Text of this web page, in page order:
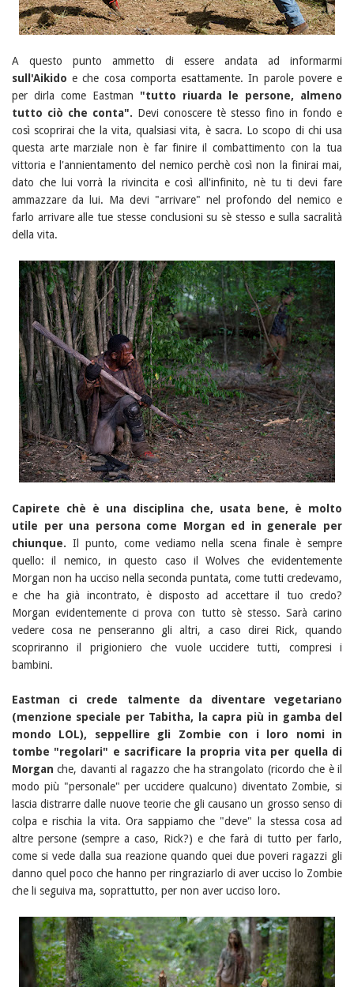
A questo punto ammetto di essere andata ad informarmi
sull'Aikido e che cosa comporta esattamente. In parole povere e
per dirla come Eastman "tutto riuarda le persone, almeno
tutto ciò che conta". Devi conoscere tè stesso fino in fondo e
così scoprirai che la vita, qualsiasi vita, è sacra. Lo scopo di chi usa
questa arte marziale non è far finire il combattimento con la tua
vittoria e l'annientamento del nemico perchè così non la finirai mai,
dato che lui vorrà la rivincita e così all'infinito, nè tu ti devi fare
ammazzare da lui. Ma devi "arrivare" nel profondo del nemico e
farlo arrivare alle tue stesse conclusioni su sè stesso e sulla sacralità
della vita.
Capirete chè è una disciplina che, usata bene, è molto
utile per una persona come Morgan ed in generale per
chiunque. Il punto, come vediamo nella scena finale è sempre
quello: il nemico, in questo caso il Wolves che evidentemente
Morgan non ha ucciso nella seconda puntata, come tutti credevamo,
e che ha già incontrato, è disposto ad accettare il tuo credo?
Morgan evidentemente ci prova con tutto sè stesso. Sarà carino
vedere cosa ne penseranno gli altri, a caso direi Rick, quando
scopriranno il prigioniero che vuole uccidere tutti, compresi i
bambini.
Eastman ci crede talmente da diventare vegetariano
(menzione speciale per Tabitha, la capra più in gamba del
mondo LOL), seppellire gli Zombie con i loro nomi in
tombe "regolari" e sacrificare la propria vita per quella di
Morganche, davanti al ragazzo che ha strangolato (ricordo che è il
modo più "personale" per uccidere qualcuno) diventato Zombie, si
lascia distrarre dalle nuove teorie che gli causano un grosso senso di
colpa e rischia la vita. Ora sappiamo che "deve" la stessa cosa ad
altre persone (sempre a caso, Rick?) e che farà di tutto per farlo,
come si vede dalla sua reazione quando quei due poveri ragazzi gli
danno quel poco che hanno per ringraziarlo di aver ucciso lo Zombie
che li seguiva ma, soprattutto, per non aver ucciso loro.